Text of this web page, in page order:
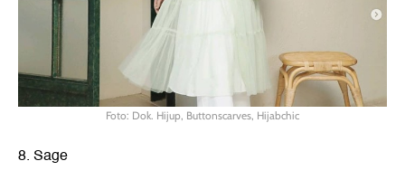
Foto: Dok. Hijup, Buttonscarves, Hijabchic
8. Sage